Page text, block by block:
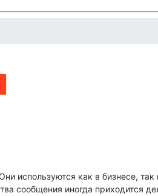
экспертиза
используются как в бизнесе,
сообщения иногда приходится